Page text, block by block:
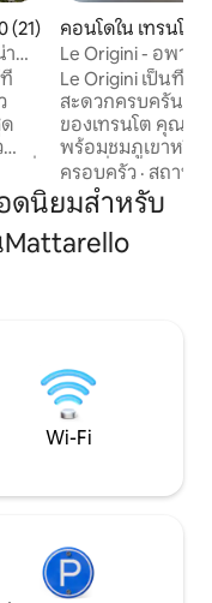
นเฉลี่ย 5.0 จาก 5, 21 รีวิว
(21)
า
บที่
ผ่อน
ย
คอนโดใน เทรนโต
Le Origini - อพา
Le Origini เป็นที่พั
สะดวกครบครันบน
ของเทรนโต คุณจ
พร้อมชมภูเขาหรื
ผ่อนที่มีอ่าง
ซึ่งสามารถจองเพื่
จากที่นี่ คุณสามาร
เทือกเขาโดโลมิตี,
ไฟฟ้า
ครอบครัว · สถานที่
ดนิยมสำหรับ
Wi-Fi